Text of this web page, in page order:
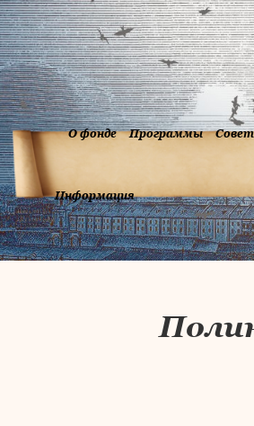
О фонде Программы Совет
Информация